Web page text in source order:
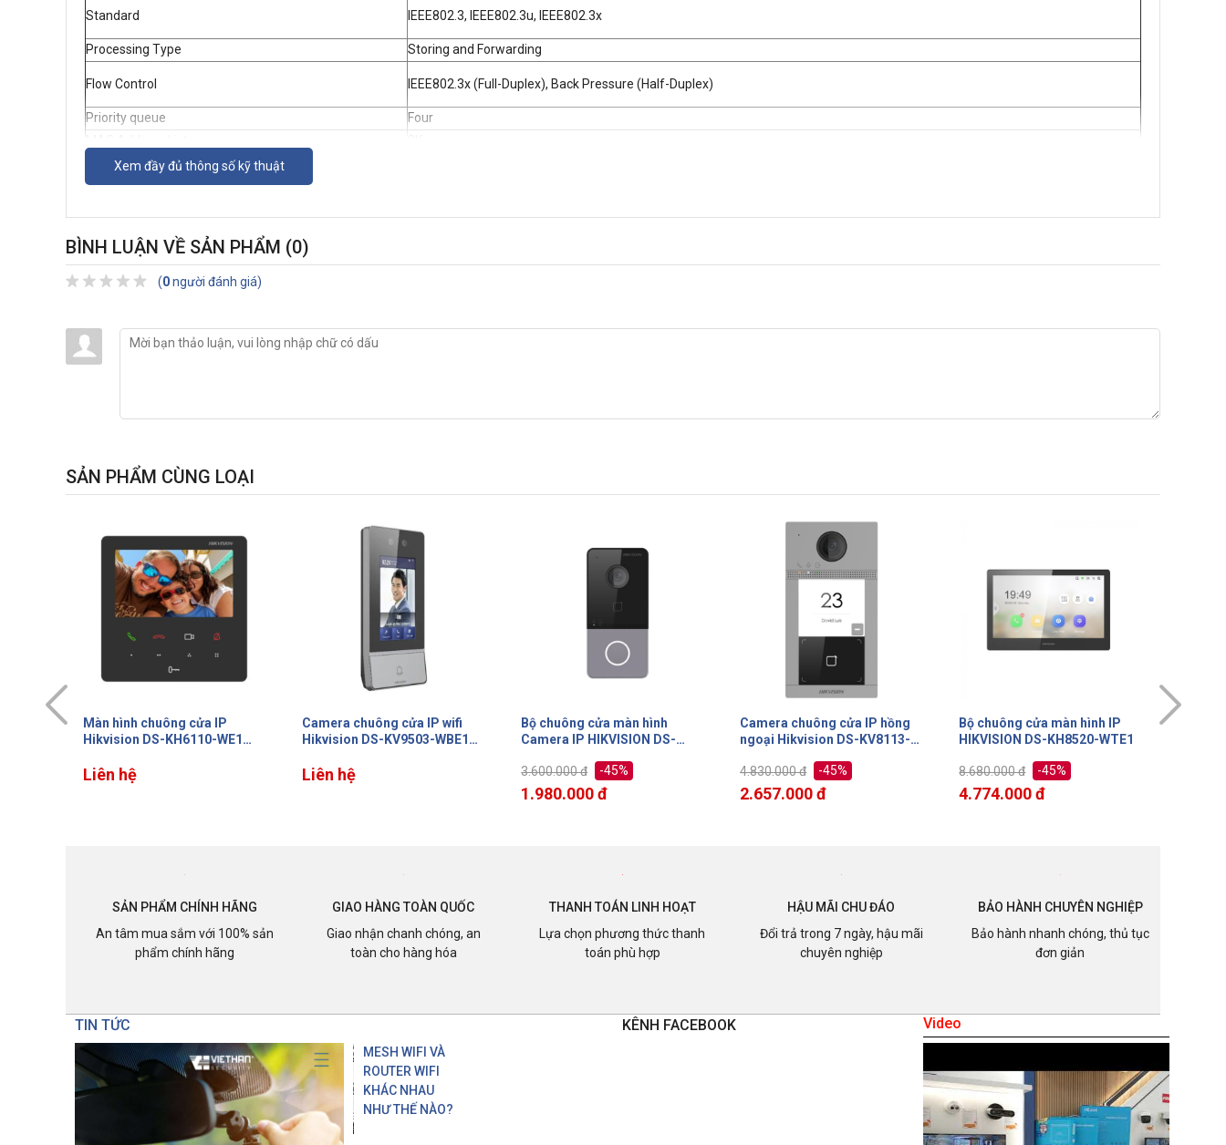
Standard IEEE802.3, IEEE802.3u, IEEE802.3x
Processing Type Storing and Forwarding
Flow Control IEEE802.3x (Full-Duplex), Back Pressure (Half-Duplex)
Priority queue
Four
Internal Buffer
Power Supply
OperatingTemperature
Operating Humidity
Size
Xem đầy đủ thông số kỹ thuật
BÌNH LUẬN VỀ SẢN PHẨM (0)
(0người đánh giá)
SẢN PHẨM CÙNG LOẠI
Camera chuông cửa IP wifi
Hikvision DS-KV9503-WBE1
hình cảm ứng 4,3inch
Liên hệ
Bộ chuông cửa màn hình
Camera IP HIKVISION DS-
3.600.000 đ
Camera chuông cửa IP hồng
ngoại Hikvision DS-KV8113-
card, 2.4GHz Wifi
4.830.000 đ -45%
2.657.000 đ
Bộ chuông cửa màn hình IP
HIKVISION DS-KH8520-WTE1
8.680.000 đ -45%
4.774.000 đ
Bộ chuông cửa màn hình IP
HIKVISION DS-KH6320-WTE1
4.040.000 đ -45%
2.222.000 đ
SẢN PHẨM CHÍNH HÃNG
An tâm mua sắm với 100% sản
phẩm chính hãng
GIAO HÀNG TOÀN QUỐC
Giao nhận chanh chóng, an
toàn cho hàng hóa
THANH TOÁN LINH HOẠT
Lựa chọn phương thức thanh
toán phù hợp
HẬU MÃI CHU ĐÁO
Đổi trả trong 7 ngày, hậu mãi
chuyên nghiệp
BẢO HÀNH CHUYÊN NGHIỆP
Bảo hành nhanh chóng, thủ tục
đơn giản
TIN TỨC
MESH WIFI VÀ
ROUTER WIFI
KHÁC NHAU
NHƯ THẾ NÀO?
KÊNH FACEBOOK Video